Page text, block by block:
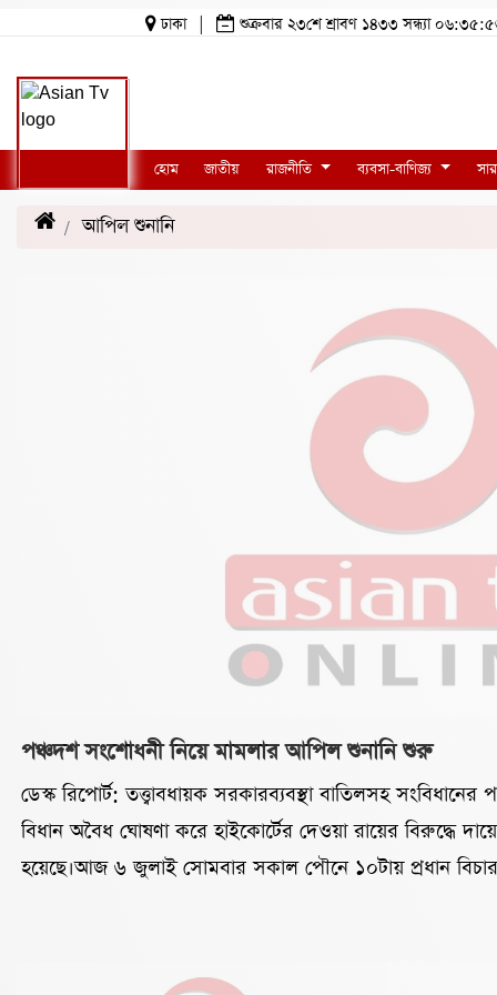
ঢাকা শুক্রবার ২৩শে শ্রাবণ ১৪৩৩ সন্ধ্যা
হোম জাতীয় রাজনীতি ব্যবসা-বাণিজ্য
আপিল শুনানি
পঞ্চদশ সংশোধনী নিয়ে মামলার আপিল শুনানি শুরু
ডেস্ক রিপোর্ট: তত্ত্বাবধায়ক সরকারব্যবস্থা বাতিলসহ
বিধান অবৈধ ঘোষণা করে হাইকোর্টের দেওয়া রায়ের বিরুদ্ধে
হয়েছে।আজ ৬ জুলাই সোমবার সকাল পৌনে ১০টায় প্রধান
আবেদনকারীদের পক্ষে শুনানি করছেন আইনজীবী অ্যাডভোকেট